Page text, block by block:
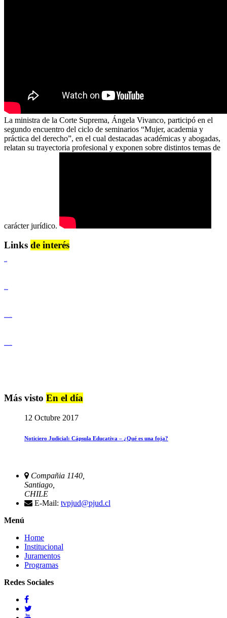
La ministra de la Corte Suprema, Ángela Vivanco, participó en el
segundo encuentro del ciclo de seminarios “Mujer, academia y
práctica del derecho”, en el cual destacadas académicas y abogadas,
relatan su trayectoria profesional y exponen sobre distintos temas de
carácter jurídico.
Links de interés
Más visto En el día
12 Octubre 2017
Noticiero Judicial: Cápsula Educativa – ¿Qué es una foja?
Compañia 1140,
Santiago,
CHILE
E-Mail: tvpjud@pjud.cl
Menú
Home
Institucional
Juramentos
Programas
Redes Sociales